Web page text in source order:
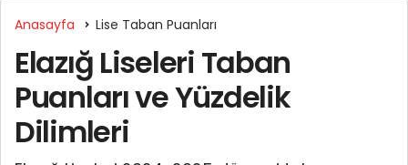
Anasayfa Lise Taban Puanları
Elazığ Liseleri Taban
Puanları ve Yüzdelik
Dilimleri